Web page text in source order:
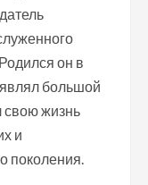
он в
большой
свою жизнь
и
поколения.